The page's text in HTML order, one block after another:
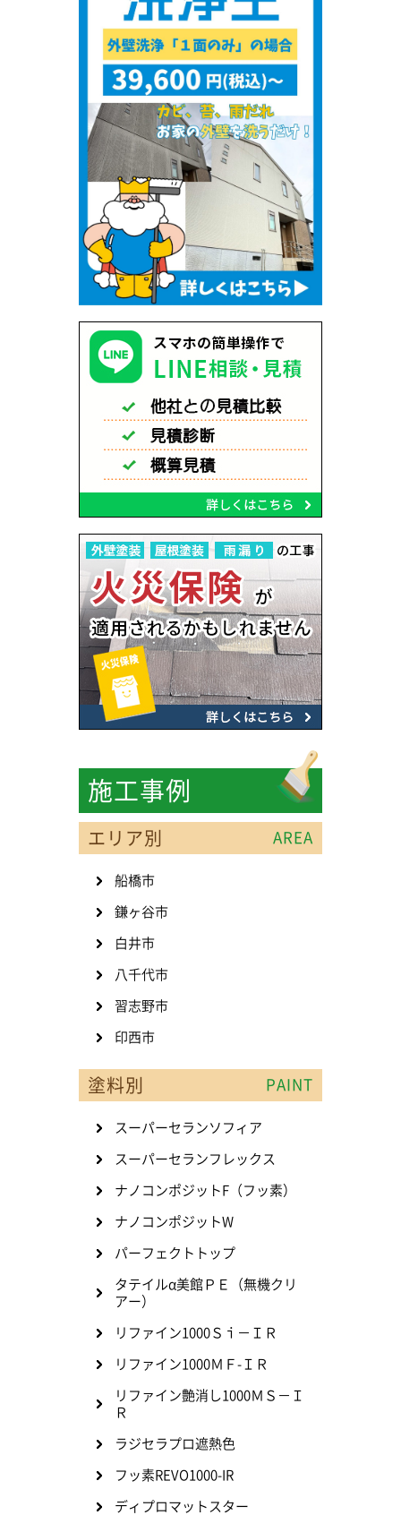
施工事例
エリア別 AREA
船橋市
鎌ヶ谷市
白井市
八千代市
習志野市
印西市
塗料別 PAINT
スーパーセランソフィア
スーパーセランフレックス
ナノコンポジットF（フッ素）
ナノコンポジットW
パーフェクトトップ
タテイルα美館ＰＥ（無機クリ
アー）
リファイン1000Ｓｉ－ＩＲ
リファイン1000ＭＦ-ＩＲ
リファイン艶消し1000ＭＳ－Ｉ
Ｒ
ラジセラプロ遮熱色
フッ素REVO1000-IR
ディプロマットスター